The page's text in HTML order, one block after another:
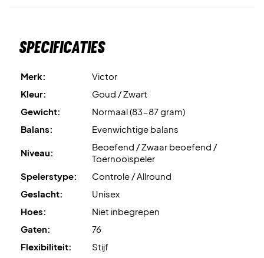
Specificaties
Merk:
Victor
Kleur:
Goud / Zwart
Gewicht:
Normaal (83-87 gram)
Balans:
Evenwichtige balans
Niveau:
Beoefend / Zwaar beoefend /
Toernooispeler
Spelerstype:
Controle / Allround
Geslacht:
Unisex
Hoes:
Niet inbegrepen
Gaten:
76
Flexibiliteit:
Stijf